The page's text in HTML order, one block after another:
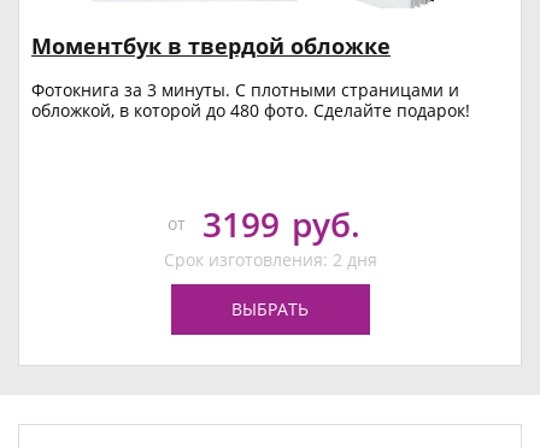
Моментбук в твердой обложке
Фотокнига за 3 минуты. С плотными страницами и
обложкой, в которой до 480 фото. Сделайте подарок!
от 3199 руб.
Срок изготовления: 2 дня
ВЫБРАТЬ